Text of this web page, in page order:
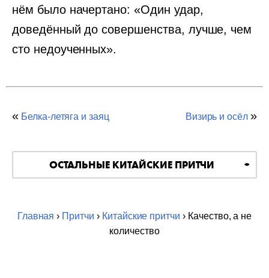
нём было начертано: «Один удар,
доведённый до совершенства, лучше, чем
сто недоученных».
« Белка-летяга и заяц Визирь и осёл »
ОСТАЛЬНЫЕ КИТАЙСКИЕ ПРИТЧИ
Главная › Притчи › Китайские притчи › Качество, а не
количество